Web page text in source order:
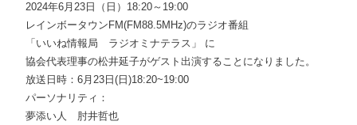
2024年6月23日（日）18:20～19:00
レインボータウンFM(FM88.5MHz)のラジオ番組
「いいね情報局 ラジオミナテラス」 に
協会代表理事の松井延子がゲスト出演することになりました。
放送日時：6月23日(日)18:20~19:00
パーソナリティ：
夢添い人 肘井哲也